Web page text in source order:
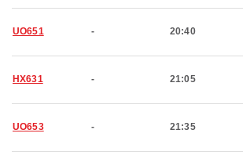
UO651 - 20:40
HX631 - 21:05
UO653 - 21:35